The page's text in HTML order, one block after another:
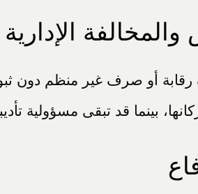
الإدارية
رقابة أو صرف غير منظم دون
بينما قد تبقى مسؤولية